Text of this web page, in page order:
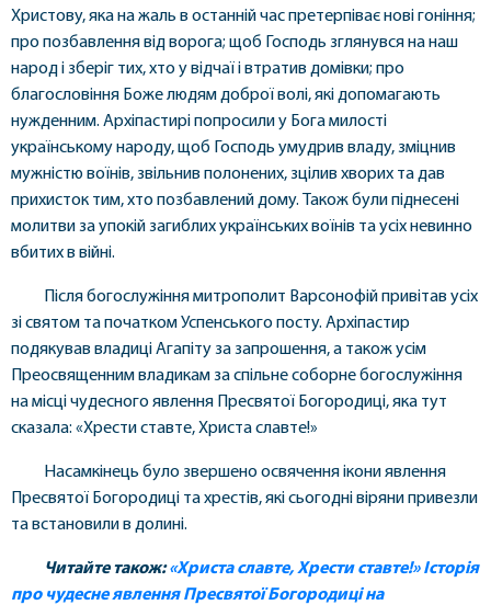
Христову, яка на жаль в останній час претерпіває нові гоніння;
про позбавлення від ворога; щоб Господь зглянувся на наш
народ і зберіг тих, хто у відчаї і втратив домівки; про
благословіння Боже людям доброї волі, які допомагають
нужденним. Архіпастирі попросили у Бога милості
українському народу, щоб Господь умудрив владу, зміцнив
мужністю воїнів, звільнив полонених, зцілив хворих та дав
прихисток тим, хто позбавлений дому. Також були піднесені
молитви за упокій загиблих українських воїнів та усіх невинно
вбитих в війні.
Після богослужіння митрополит Варсонофій привітав усіх
зі святом та початком Успенського посту. Архіпастир
подякував владиці Агапіту за запрошення, а також усім
Преосвященним владикам за спільне соборне богослужіння
на місці чудесного явлення Пресвятої Богородиці, яка тут
сказала: «Хрести ставте, Христа славте!»
Насамкінець було звершено освячення ікони явлення
Пресвятої Богородиці та хрестів, які сьогодні віряни привезли
та встановили в долині.
Читайте також:«Христа славте, Хрести ставте!» Історія
про чудесне явлення Пресвятої Богородиці на